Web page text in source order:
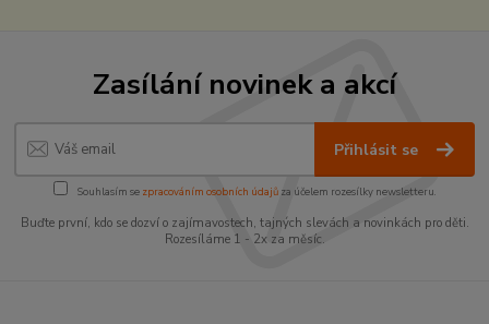
Zasílání novinek a akcí
Přihlásit se
Souhlasím se zpracováním osobních údajůza účelem rozesílky newsletteru.
Buďte první, kdo se dozví o zajímavostech, tajných slevách a novinkách pro děti.
Rozesíláme 1 - 2x za měsíc.